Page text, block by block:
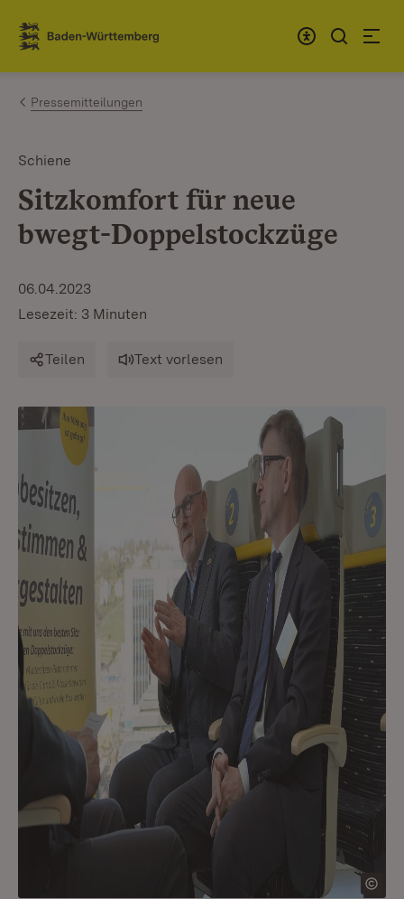
Zum Inhalt springen
Link zur Startseite
Pressemitteilungen
Schiene
Sitzkomfort für neue
bwegt-Doppelstockzüge
06.04.2023
Lesezeit: 3 Minuten
Teilen Text vorlesen